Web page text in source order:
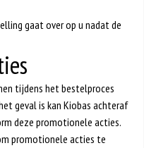
gaat over op u nadat de
tijdens het bestelproces
geval is kan Kiobas achteraf
deze promotionele acties.
promotionele acties te